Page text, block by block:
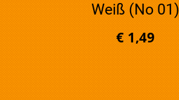
Weiß (No 01)
€ 1,49